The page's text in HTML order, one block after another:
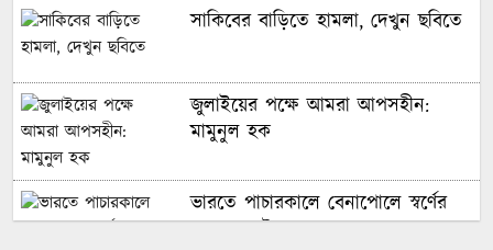
সাকিবের বাড়িতে হামলা, দেখুন ছবিতে
জুলাইয়ের পক্ষে আমরা আপসহীন:
মামুনুল হক
ভারতে পাচারকালে বেনাপোলে স্বর্ণের
বারসহ আটক ১